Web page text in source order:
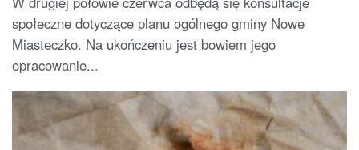
społeczne dotyczące planu ogólnego gminy Nowe
Miasteczko. Na ukończeniu jest bowiem jego
opracowanie...